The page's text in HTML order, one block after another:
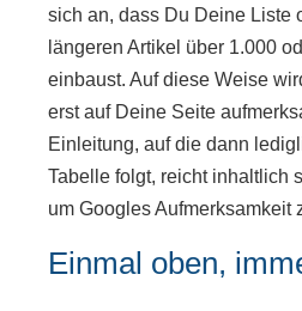
sich an, dass Du Deine Liste
längeren Artikel über 1.000
einbaust. Auf diese Weise
erst auf Deine Seite
Einleitung, auf die dann
Tabelle folgt, reicht inhaltlich
um Googles Aufmerksamkeit
Einmal oben,